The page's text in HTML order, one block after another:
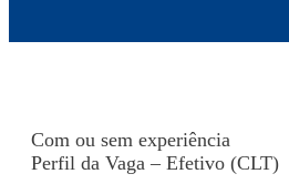
Com ou sem experiência
Perfil da Vaga – Efetivo (CLT)